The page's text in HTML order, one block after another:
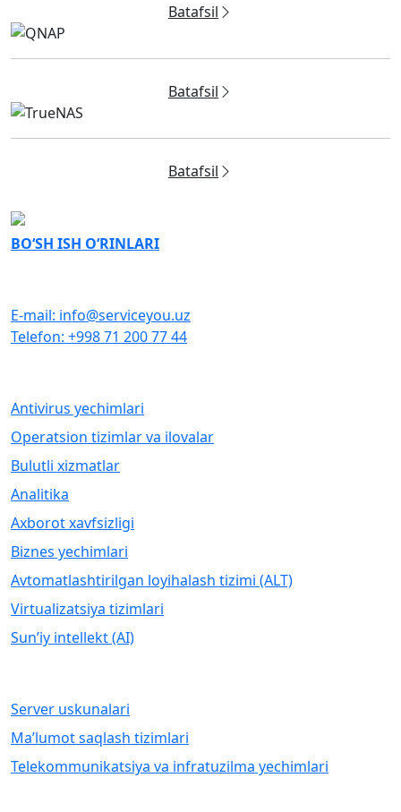
Batafsil
Batafsil
Batafsil
BO‘SH ISH O‘RINLARI
E-mail: info@serviceyou.uz
Telefon: +998 71 200 77 44
Antivirus yechimlari
Operatsion tizimlar va ilovalar
Bulutli xizmatlar
Analitika
Axborot xavfsizligi
Biznes yechimlari
Avtomatlashtirilgan loyihalash tizimi (ALT)
Virtualizatsiya tizimlari
Sun’iy intellekt (AI)
Server uskunalari
Ma’lumot saqlash tizimlari
Telekommunikatsiya va infratuzilma yechimlari